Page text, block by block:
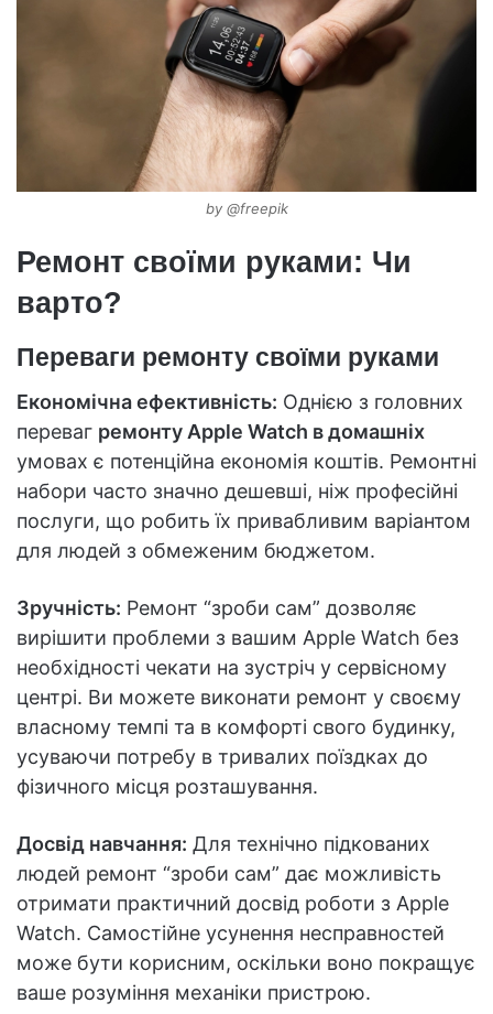
by @freepik
Ремонт своїми руками: Чи
варто?
Переваги ремонту своїми руками
Економічна ефективність: Однією з головних
переваг ремонту Apple Watch в домашніх
умовах є потенційна економія коштів. Ремонтні
набори часто значно дешевші, ніж професійні
послуги, що робить їх привабливим варіантом
для людей з обмеженим бюджетом.
Зручність: Ремонт “зроби сам” дозволяє
вирішити проблеми з вашим Apple Watch без
необхідності чекати на зустріч у сервісному
центрі. Ви можете виконати ремонт у своєму
власному темпі та в комфорті свого будинку,
усуваючи потребу в тривалих поїздках до
фізичного місця розташування.
Досвід навчання: Для технічно підкованих
людей ремонт “зроби сам” дає можливість
отримати практичний досвід роботи з Apple
Watch. Самостійне усунення несправностей
може бути корисним, оскільки воно покращує
ваше розуміння механіки пристрою.